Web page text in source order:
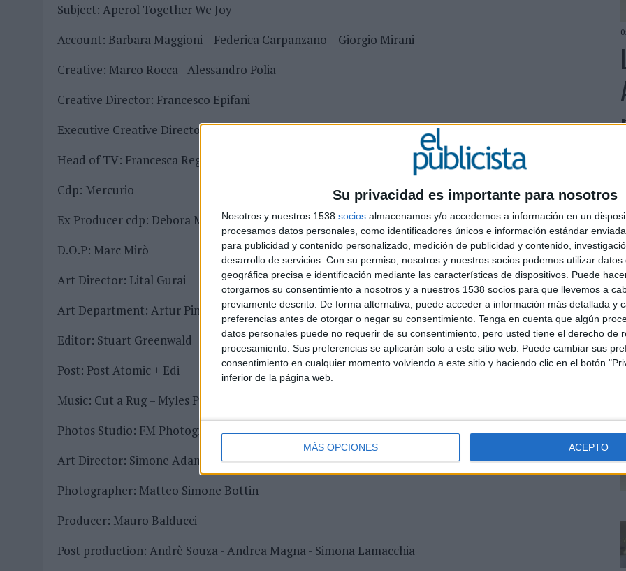
Su privacidad es importante para nosotros
Nosotros y nuestros 1538 socios almacenamos y/o accedemos a información en un
procesamos datos personales, como identificadores únicos e información estándar
para publicidad y contenido personalizado, medición de publicidad y contenido,
desarrollo de servicios. Con su permiso, nosotros y nuestros socios podemos utilizar datos
geográfica precisa e identificación mediante las características de dispositivos. Puede
otorgarnos su consentimiento a nosotros y a nuestros 1538 socios para que llevemos a
previamente descrito. De forma alternativa, puede acceder a información más detallada y
preferencias antes de otorgar o negar su consentimiento. Tenga en cuenta que algún
datos personales puede no requerir de su consentimiento, pero usted tiene el derecho de
procesamiento. Sus preferencias se aplicarán solo a este sitio web. Puede cambiar sus
consentimiento en cualquier momento volviendo a este sitio y haciendo clic en el botón
inferior de la página web.
MÁS OPCIONES ACEPTO
Subject: Aperol Together We Joy
Account: Barbara Maggioni – Federica Carpanzano – Giorgio Mirani
Creative: Marco Rocca - Alessandro Polia
Creative Director: Francesco Epifani
Executive Creative Director: Sergio Rodriguez
Head of TV: Francesca Regali
Cdp: Mercurio
Ex Producer cdp: Debora Magnavacca – producer Guglielmo Fava
D.O.P: Marc Mirò
Art Director: Lital Gurai
Art Department: Artur Pinheiro
Editor: Stuart Greenwald
Post: Post Atomic + Edi
Music: Cut a Rug – Myles Parrish
Photos Studio: FM Photographers
Art Director: Simone Adami
Photographer: Matteo Simone Bottin
Producer: Mauro Balducci
Post production: Andrè Souza - Andrea Magna - Simona Lamacchia